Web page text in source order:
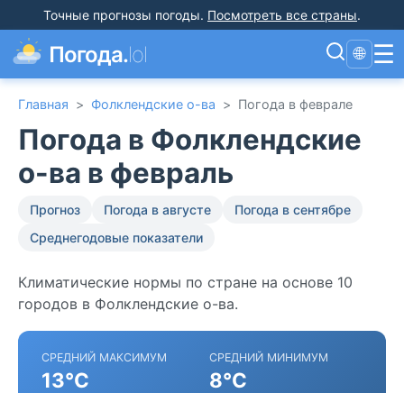
Точные прогнозы погоды. Посмотреть все страны.
Погода.lol 🌐 ☰
Главная > Фолклендские о-ва > Погода в феврале
Погода в Фолклендские
о-ва в февраль
Прогноз Погода в августе
Погода в сентябре
Среднегодовые показатели
Климатические нормы по стране на основе 10
городов в Фолклендские о-ва.
СРЕДНИЙ МАКСИМУМ
13°C
СРЕДНИЙ МИНИМУМ
8°C